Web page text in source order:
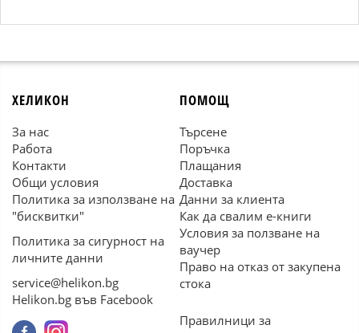
ХЕЛИКОН
За нас
Работа
Контакти
Общи условия
Политика за използване на
"бисквитки"
Политика за сигурност на
личните данни
service@helikon.bg
Helikon.bg във Facebook
ПОМОЩ
Търсене
Поръчка
Плащания
Доставка
Данни за клиента
Как да свалим е-книги
Условия за ползване на
ваучер
Право на отказ от закупена
стока
Правилници за